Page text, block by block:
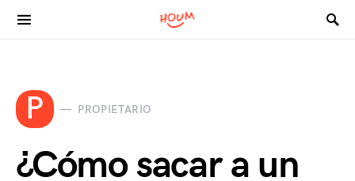
Search for:
P PROPIETARIO
¿Cómo sacar a un